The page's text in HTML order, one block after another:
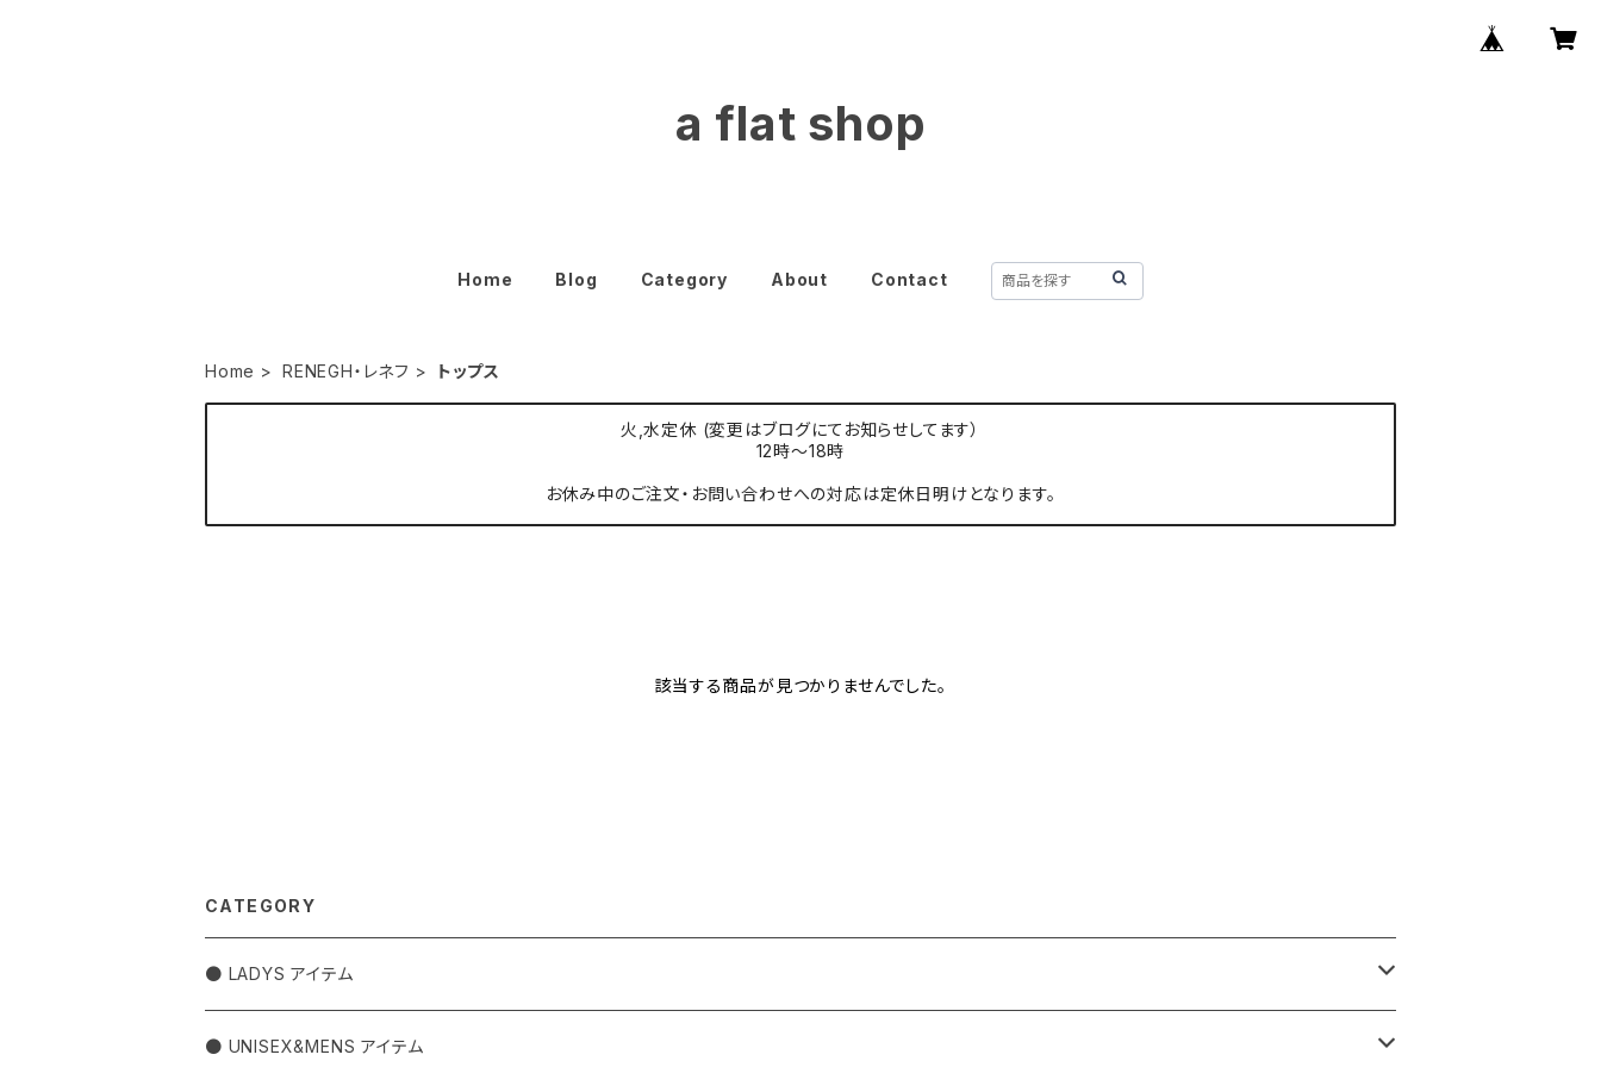
a flat shop
Home Blog Category About Contact
Home RENEGH・レネフ トップス
火,水定休 (変更はブログにてお知らせしてます）
12時〜18時
お休み中のご注文・お問い合わせへの対応は定休日明けとなります。
該当する商品が見つかりませんでした。
CATEGORY
● LADYS アイテム
アウター
● UNISEX&MENS アイテム